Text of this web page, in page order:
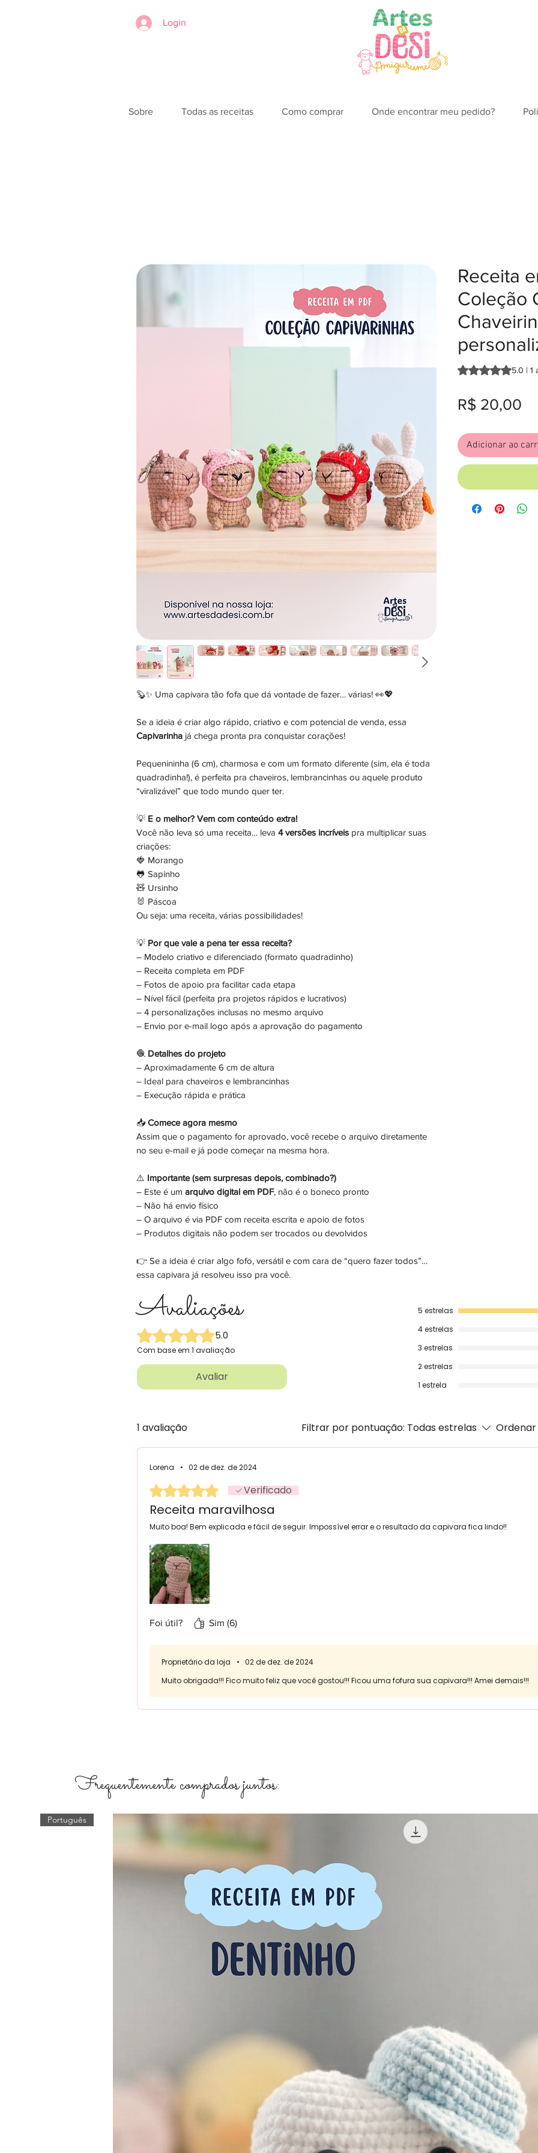
Login
Sobre Todas as receitas Como comprar Onde encontrar meu pedido?
🦫✨ Uma capivara tão fofa que dá vontade de fazer… várias! 👀💖
Se a ideia é criar algo rápido, criativo e com potencial de venda, essa
Capivarinha já chega pronta pra conquistar corações!
Pequenininha (6 cm), charmosa e com um formato diferente (sim, ela é toda
quadradinha!), é perfeita pra chaveiros, lembrancinhas ou aquele produto
“viralizável” que todo mundo quer ter.
💡 E o melhor? Vem com conteúdo extra!
Você não leva só uma receita… leva 4 versões incríveis pra multiplicar suas
criações:
🍓 Morango
🐸 Sapinho
🧸 Ursinho
🐰 Páscoa
Ou seja: uma receita, várias possibilidades!
💡 Por que vale a pena ter essa receita?
– Modelo criativo e diferenciado (formato quadradinho)
– Receita completa em PDF
– Fotos de apoio pra facilitar cada etapa
– Nível fácil (perfeita pra projetos rápidos e lucrativos)
– 4 personalizações inclusas no mesmo arquivo
– Envio por e-mail logo após a aprovação do pagamento
🧶 Detalhes do projeto
– Aproximadamente 6 cm de altura
– Ideal para chaveiros e lembrancinhas
– Execução rápida e prática
📥 Comece agora mesmo
Assim que o pagamento for aprovado, você recebe o arquivo diretamente
no seu e-mail e já pode começar na mesma hora.
⚠️ Importante (sem surpresas depois, combinado?)
– Este é um arquivo digital em PDF, não é o boneco pronto
– Não há envio físico
– O arquivo é via PDF com receita escrita e apoio de fotos
– Produtos digitais não podem ser trocados ou devolvidos
👉 Se a ideia é criar algo fofo, versátil e com cara de “quero fazer todos”…
essa capivara já resolveu isso pra você.
Receita
Coleção
A classificação é
5.0 | 1
R$ 20,00
Adicionar ao
Avaliações
Rated 5 out of 5 stars.
5.0
Com base em 1 avaliação
Avaliar
5 estrelas
4 estrelas
3 estrelas
2 estrelas
1 estrela
1 avaliação Filtrar por pontuação: Todas estrelas
Lorena • 02 de dez. de 2024
Rated 5 out of 5 stars. Verificado
Receita maravilhosa
Muito boa! Bem explicada e fácil de seguir. Impossível errar e o resultado da capivara fica lindo!!
Foi útil? Sim (6)
Proprietário da loja • 02 de dez. de 2024
Muito obrigada!!! Fico muito feliz que você gostou!!! Ficou uma fofura sua capivara!!! Amei demais!!!
Frequentemente comprados juntos:
Português